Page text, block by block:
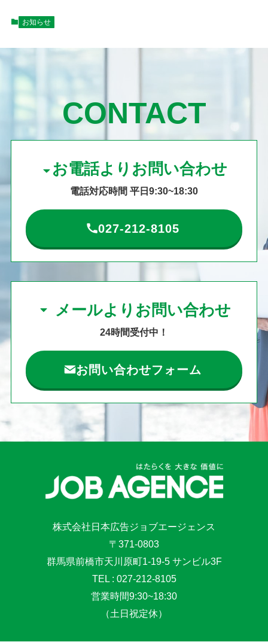
お知らせ
CONTACT
お電話よりお問い合わせ
電話対応時間 平日9:30~18:30
027-212-8105
メールよりお問い合わせ
24時間受付中！
お問い合わせフォーム
株式会社日本広告ジョブエージェンス
〒371-0803
群馬県前橋市天川原町1-19-5 サンビル3F
TEL : 027-212-8105
営業時間9:30~18:30
（土日祝定休）